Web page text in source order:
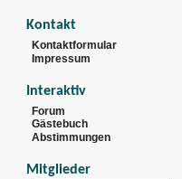
Kontakt
Kontaktformular
Impressum
Interaktiv
Forum
Gästebuch
Abstimmungen
Mitglieder